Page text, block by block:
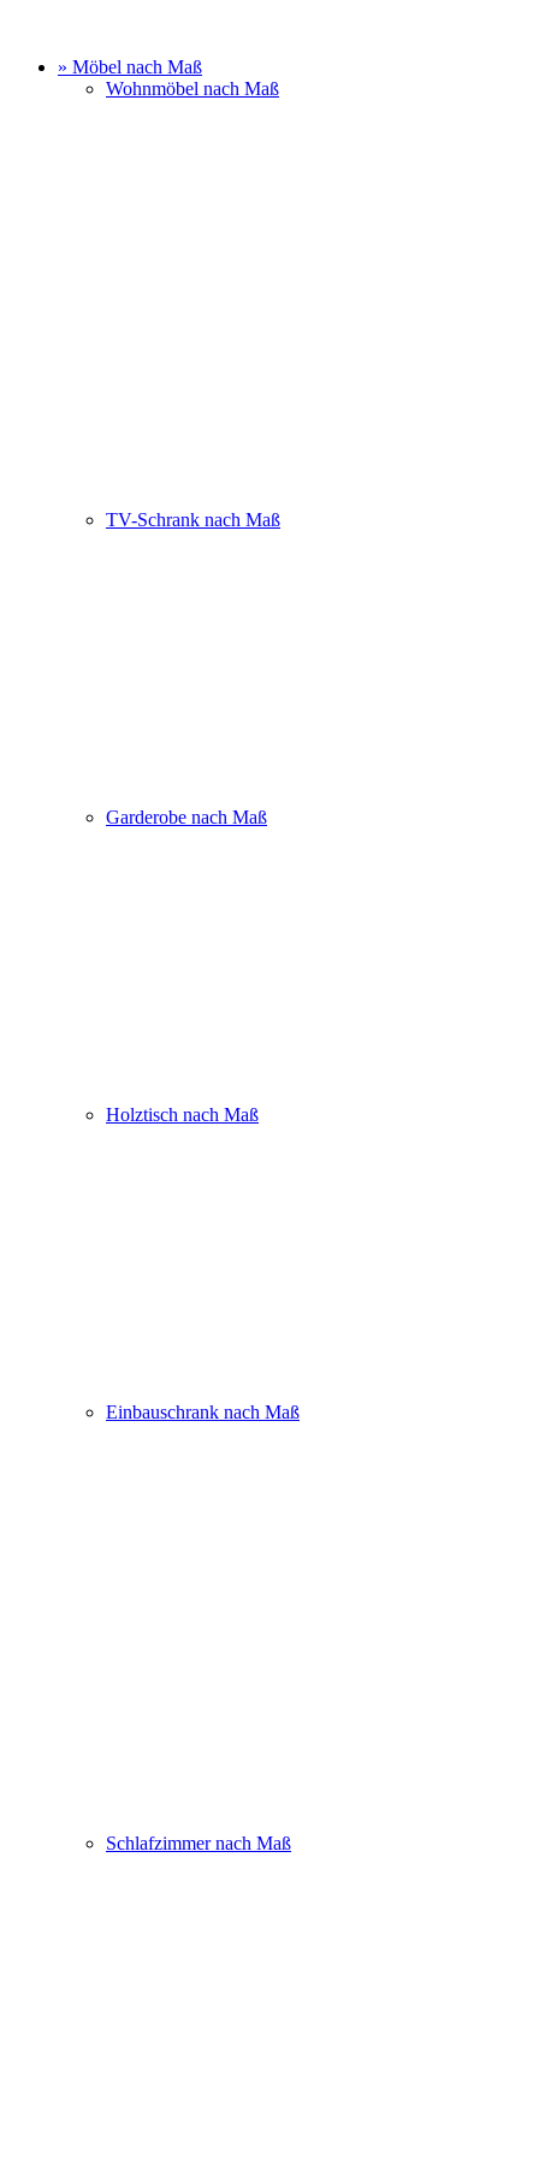
» Möbel nach Maß
Wohnmöbel nach Maß
TV-Schrank nach Maß
Garderobe nach Maß
Holztisch nach Maß
Einbauschrank nach Maß
Schlafzimmer nach Maß